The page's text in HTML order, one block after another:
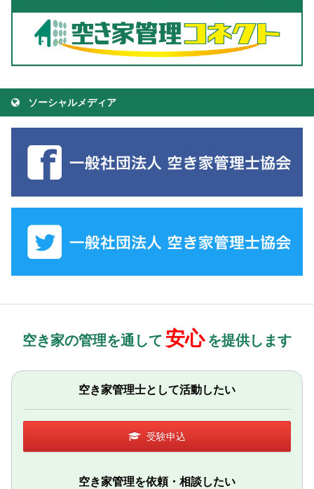
ソーシャルメディア
空き家の管理を通して 安心 を提供します
空き家管理士として活動したい
受験申込
空き家管理を依頼・相談したい